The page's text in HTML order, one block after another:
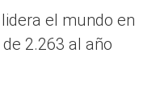
el mundo en
2.263 al año